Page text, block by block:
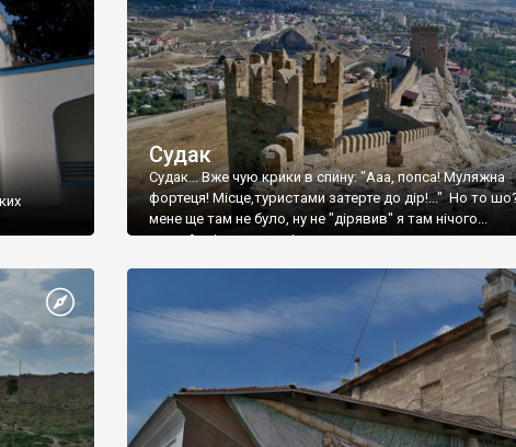
Судак
Судак... Вже чую крики в спину: "Ааа, попса! Муляжна
фортеця! Місце,туристами затерте до дір!..." Но то
мене ще там не було, ну не "дірявив" я там нічого...
принаймні до цього літа.